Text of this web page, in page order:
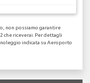
non possiamo garantire
che riceverai. Per dettagli
indicata su Aeroporto